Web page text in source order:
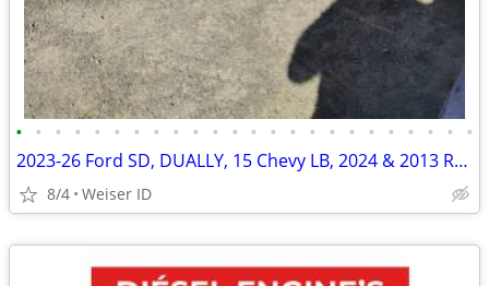
• • • • • • • • • • • • • • • • • • • • • • • •
2023-26 Ford SD, DUALLY, 15 Chevy LB, 2024 & 2013 RAM Longbeds 8'
8/4 Weiser ID